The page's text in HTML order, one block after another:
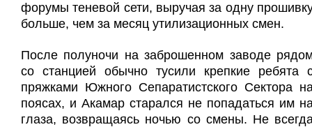
форумы теневой сети, выручая за одну
больше, чем за месяц утилизационных смен.
После полуночи на заброшенном заводе
со станцией обычно тусили крепкие ребята
пряжками Южного Сепаратистского Сектора
поясах, и Акамар старался не попадаться им
глаза, возвращаясь ночью со смены. Не